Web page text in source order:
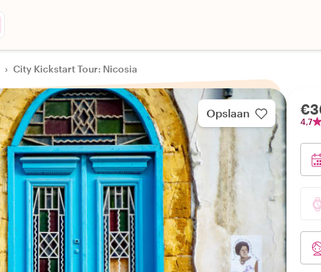
› City Kickstart Tour: Nicosia
Opslaan
4,7